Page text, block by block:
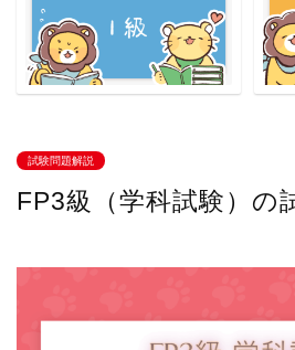
試験問題解説
FP3級（学科試験）の